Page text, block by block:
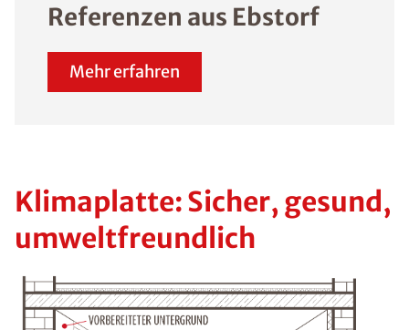
Referenzen aus Ebstorf
Mehr erfahren
Klimaplatte: Sicher, gesund,
umweltfreundlich